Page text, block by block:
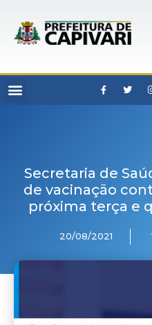
Secretaria de
de vacinação
próxima terça e
20/08/2021